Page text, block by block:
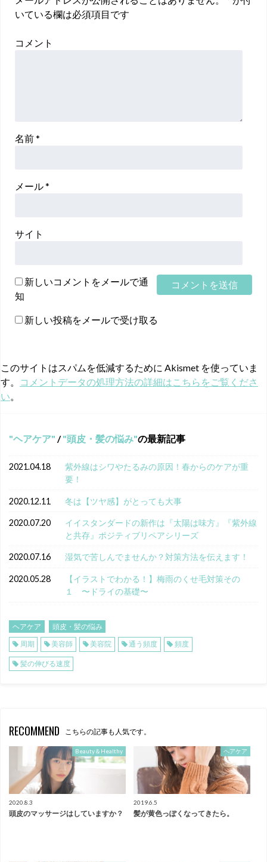
いている欄は必須項目です
コメント
名前*
メール*
サイト
新しいコメントをメールで通
知
新しい投稿をメールで受け取る
このサイトはスパムを低減するために Akismet を使っていま
す。
コメントデータの処理方法の詳細はこちらをご覧くださ
い
ヘアケア / 頭皮・髪の悩み の最新記事
2021.04.18
紫外線はシワやたるみの原因！春からのケアが重
要！
2020.12.11 冬は【ツヤ感】がとっても大事
2020.07.20
イイスタンダードの新作は『太陽は味方』『紫外線
と共存』ポジティブリペアシリーズ
2020.07.16 湿気で苦しんでませんか？対策方法を伝えます！
2020.05.28
【イラストでわかる！】梅雨のくせ毛対策その
１ 〜ドライの基礎〜
ヘアケア
頭皮・髪の悩み
周期
美容師 美容院 通う頻度 頻度
髪の伸びる速度
RECOMMEND こちらの記事も人気です。
Beauty＆Healthy
2020.8.3
頭皮のマッサージはしていますか？
ヘアケア
2019.6.5
髪が黄色っぽくなってきたら。